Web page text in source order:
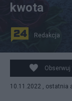
Zasiłek
krytykują
kwota
Redakcja
10.11.2022 , ostatnia